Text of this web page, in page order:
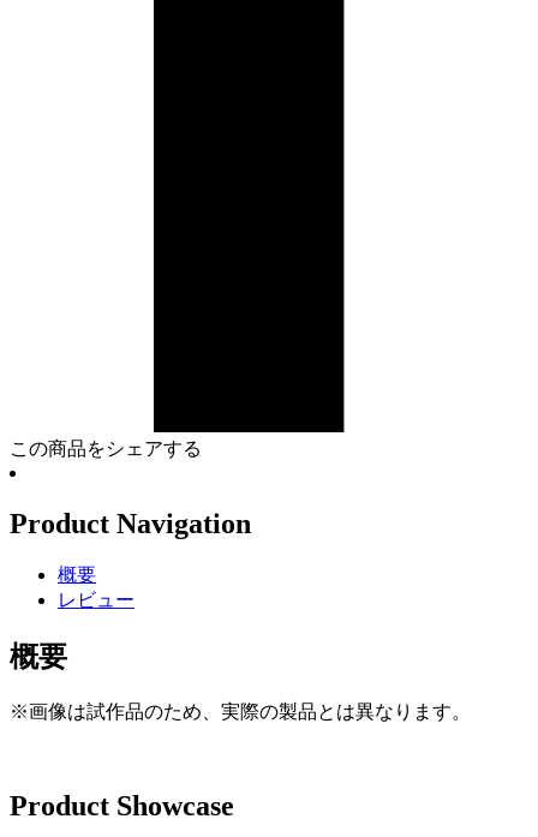
この商品をシェアする
Product Navigation
概要
レビュー
概要
※画像は試作品のため、実際の製品とは異なります。
Product Showcase